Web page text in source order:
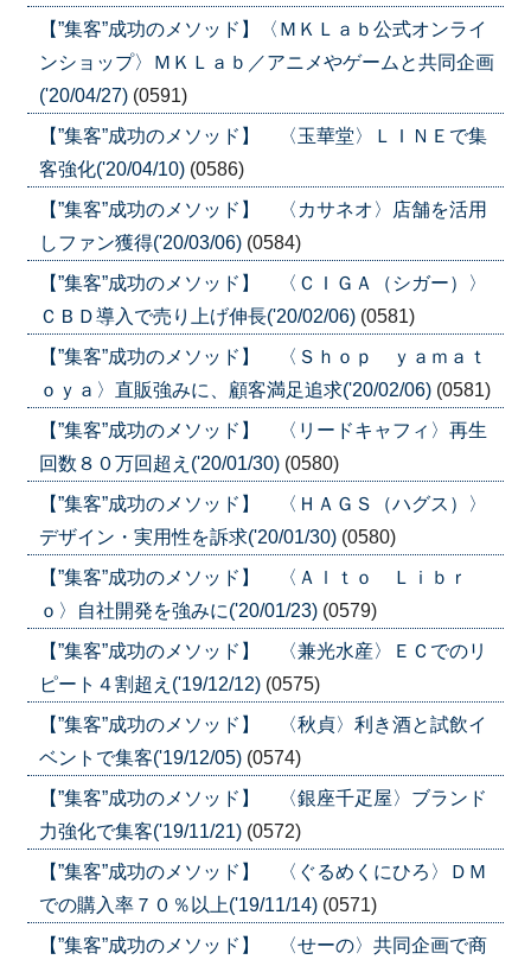
【”集客”成功のメソッド】〈ＭＫＬａｂ公式オンライ
ンショップ〉ＭＫＬａｂ／アニメやゲームと共同企画
('20/04/27) (0591)
【”集客”成功のメソッド】 〈玉華堂〉ＬＩＮＥで集
客強化('20/04/10) (0586)
【”集客”成功のメソッド】 〈カサネオ〉店舗を活用
しファン獲得('20/03/06) (0584)
【”集客”成功のメソッド】 〈ＣＩＧＡ（シガー）〉
ＣＢＤ導入で売り上げ伸長('20/02/06) (0581)
【”集客”成功のメソッド】 〈Ｓｈｏｐ ｙａｍａｔ
ｏｙａ〉直販強みに、顧客満足追求('20/02/06) (0581)
【”集客”成功のメソッド】 〈リードキャフィ〉再生
回数８０万回超え('20/01/30) (0580)
【”集客”成功のメソッド】 〈ＨＡＧＳ（ハグス）〉
デザイン・実用性を訴求('20/01/30) (0580)
【”集客”成功のメソッド】 〈Ａｌｔｏ Ｌｉｂｒ
ｏ〉自社開発を強みに('20/01/23) (0579)
【”集客”成功のメソッド】 〈兼光水産〉ＥＣでのリ
ピート４割超え('19/12/12) (0575)
【”集客”成功のメソッド】 〈秋貞〉利き酒と試飲イ
ベントで集客('19/12/05) (0574)
【”集客”成功のメソッド】 〈銀座千疋屋〉ブランド
力強化で集客('19/11/21) (0572)
【”集客”成功のメソッド】 〈ぐるめくにひろ〉ＤＭ
での購入率７０％以上('19/11/14) (0571)
【”集客”成功のメソッド】 〈せーの〉共同企画で商